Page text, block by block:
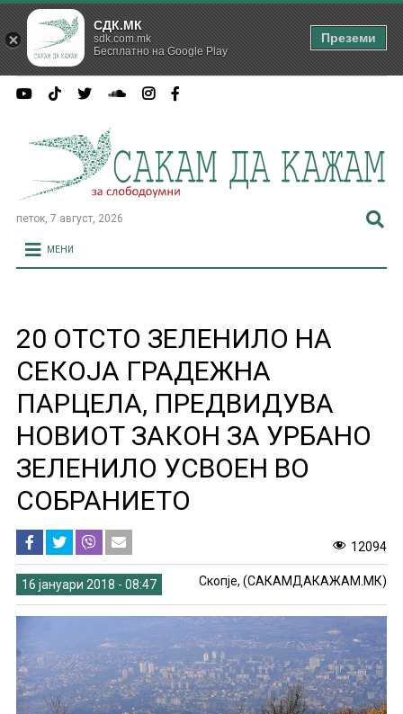
петок, 7 август, 2026
МЕНИ
20 ОТСТО ЗЕЛЕНИЛО НА
СЕКОЈА ГРАДЕЖНА
ПАРЦЕЛА, ПРЕДВИДУВА
НОВИОТ ЗАКОН ЗА УРБАНО
ЗЕЛЕНИЛО УСВОЕН ВО
СОБРАНИЕТО
12094
16 јануари 2018 - 08:47 Скопје, (САКАМДАКАЖАМ.МК)
СДК.МК
sdk.com.mk
Бесплатно на Google Play
Преземи